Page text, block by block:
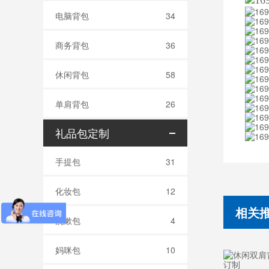
电脑背包 34
商务背包 36
休闲背包 58
单肩背包 26
礼品包定制
手提包 31
化妆包 12
洗漱包 4
妈咪包 10
相关